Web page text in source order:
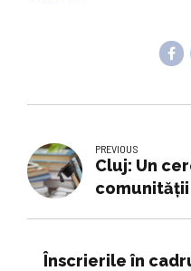
PREVIOUS
Cluj: Un
comunității
Înscrierile în